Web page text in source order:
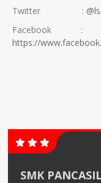
Twitter :
Facebook :
https://
SMK